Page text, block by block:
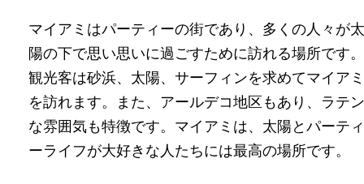
マイアミはパーティーの街であり、多くの人々が太
陽の下で思い思いに過ごすために訪れる場所です。
観光客は砂浜、太陽、サーフィンを求めてマイアミ
を訪れます。また、アールデコ地区もあり、ラテン
な雰囲気も特徴です。マイアミは、太陽とパーティ
ーライフが大好きな人たちには最高の場所です。